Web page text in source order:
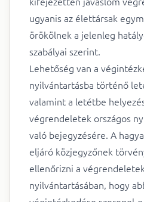
ugyanis az élettársak
örökölnek a jelenleg
szabályai szerint.
Lehetőség van a
nyilvántartásba történő
valamint a letétbe
végrendeletek országos
való bejegyzésére. A
eljáró közjegyzőnek
ellenőrizni a
nyilvántartásában, hogy